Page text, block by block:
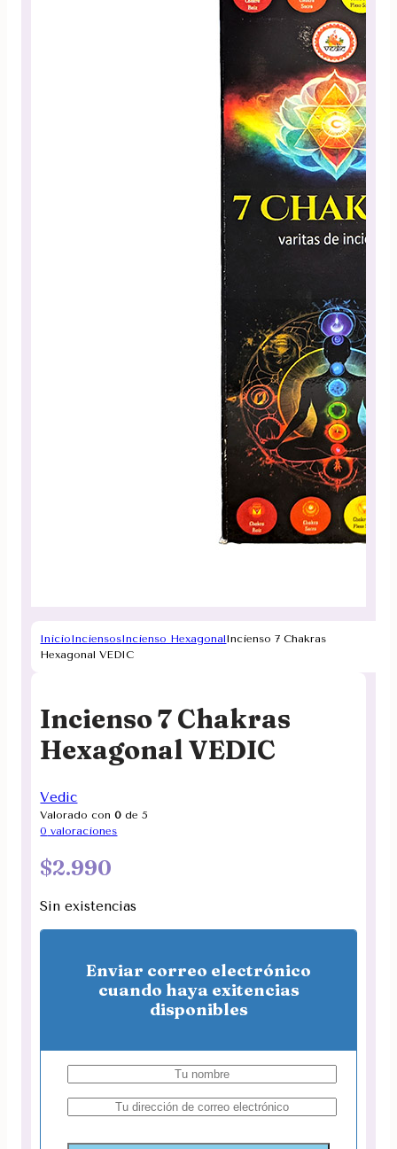
InicioInciensosIncienso HexagonalIncienso 7 Chakras
Hexagonal VEDIC
Incienso 7 Chakras
Hexagonal VEDIC
Vedic
Valorado con0 de 5
0 valoraciones
$2.990
Sin existencias
Enviar correo electrónico
cuando haya exitencias
disponibles